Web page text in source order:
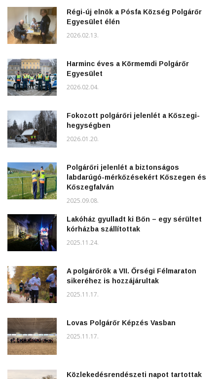
Régi-új elnök a Pósfa Község Polgárőr
Egyesület élén
2026.02.13.
Harminc éves a Körmemdi Polgárőr
Egyesület
2026.02.04.
Fokozott polgárőri jelenlét a Kőszegi-
hegységben
2026.01.20.
Polgárőri jelenlét a biztonságos
labdarúgó-mérkőzésekért Kőszegen és
Kőszegfalván
2025.09.08.
Lakóház gyulladt ki Bőn – egy sérültet
kórházba szállítottak
2025.11.24.
A polgárőrök a VII. Őrségi Félmaraton
sikeréhez is hozzájárultak
2025.11.17.
Lovas Polgárőr Képzés Vasban
2025.11.17.
Közlekedésrendészeti napot tartottak